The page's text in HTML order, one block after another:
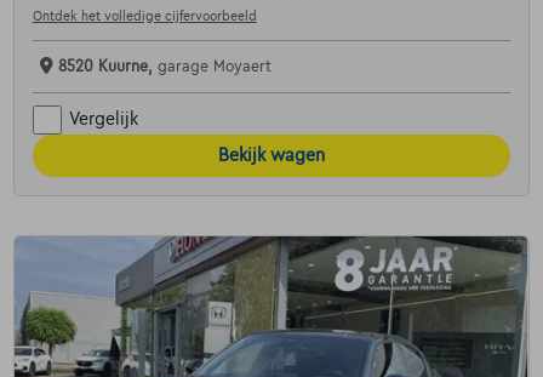
Ontdek het volledige cijfervoorbeeld
8520 Kuurne, garage Moyaert
Vergelijk
Bekijk wagen